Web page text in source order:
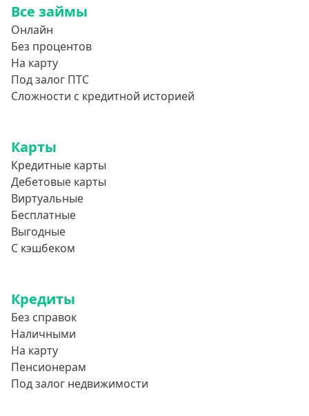
Все займы
Онлайн
Без процентов
На карту
Под залог ПТС
Сложности с кредитной историей
Карты
Кредитные карты
Дебетовые карты
Виртуальные
Бесплатные
Выгодные
С кэшбеком
Кредиты
Без справок
Наличными
На карту
Пенсионерам
Под залог недвижимости